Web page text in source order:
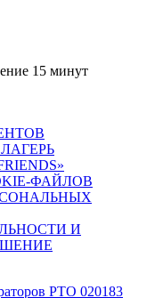
15 минут
ФАЙЛОВ
И
РТО 020183